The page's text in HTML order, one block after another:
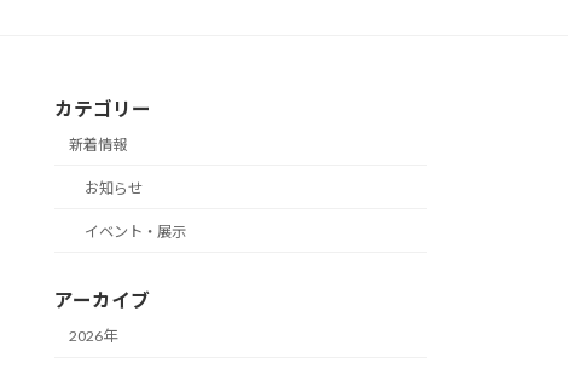
カテゴリー
新着情報
お知らせ
イベント・展示
アーカイブ
2026年